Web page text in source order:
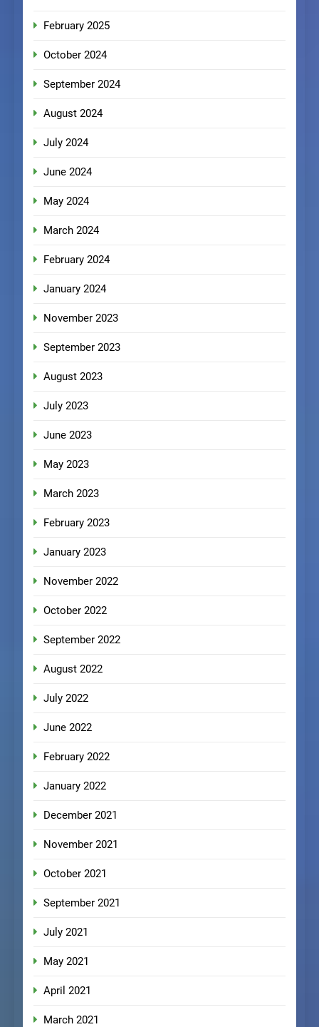
February 2025
October 2024
September 2024
August 2024
July 2024
June 2024
May 2024
March 2024
February 2024
January 2024
November 2023
September 2023
August 2023
July 2023
June 2023
May 2023
March 2023
February 2023
January 2023
November 2022
October 2022
September 2022
August 2022
July 2022
June 2022
February 2022
January 2022
December 2021
November 2021
October 2021
September 2021
July 2021
May 2021
April 2021
March 2021